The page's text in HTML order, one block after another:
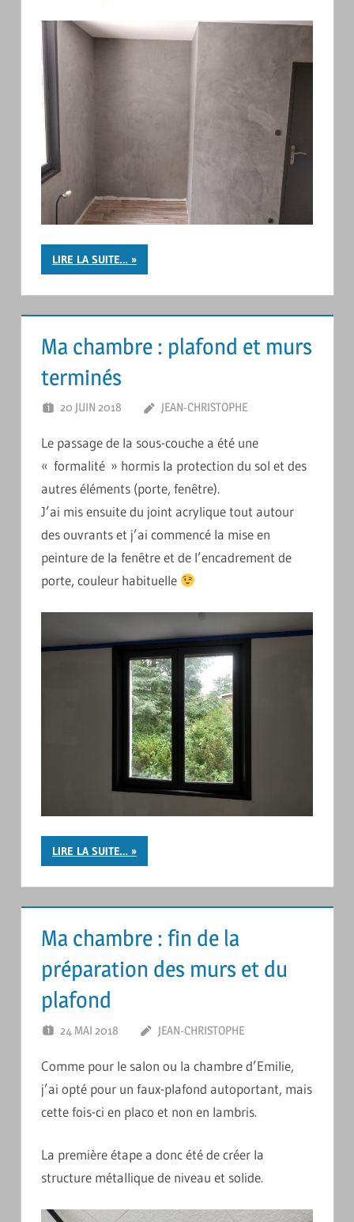
LIRE LA SUITE…
Ma chambre : plafond et murs
terminés
20 JUIN 2018 JEAN-CHRISTOPHE
Le passage de la sous-couche a été une
« formalité » hormis la protection du sol et des
autres éléments (porte, fenêtre).
J’ai mis ensuite du joint acrylique tout autour
des ouvrants et j’ai commencé la mise en
peinture de la fenêtre et de l’encadrement de
porte, couleur habituelle
LIRE LA SUITE…
Ma chambre : fin de la
préparation des murs et du
plafond
24 MAI 2018 JEAN-CHRISTOPHE
Comme pour le salon ou la chambre d’Emilie,
j’ai opté pour un faux-plafond autoportant, mais
cette fois-ci en placo et non en lambris.
La première étape a donc été de créer la
structure métallique de niveau et solide.